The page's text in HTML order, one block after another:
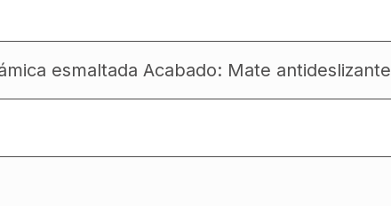
esmaltada Acabado: Mate antideslizante